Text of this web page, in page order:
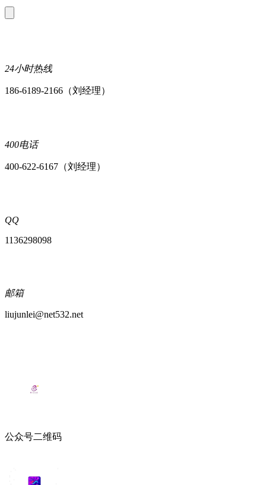
24小时热线
186-6189-2166（刘经理）
400电话
400-622-6167（刘经理）
QQ
1136298098
邮箱
liujunlei@net532.net
公众号二维码